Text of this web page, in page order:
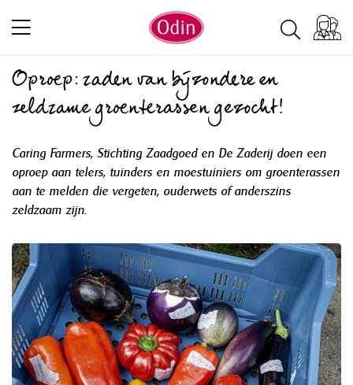
Oproep: zaden van bijzondere en
zeldzame groenterassen gezocht!
Caring Farmers, Stichting Zaadgoed en De Zaderij doen een
oproep aan telers, tuinders en moestuiniers om groenterassen
aan te melden die vergeten, ouderwets of anderszins
zeldzaam zijn.